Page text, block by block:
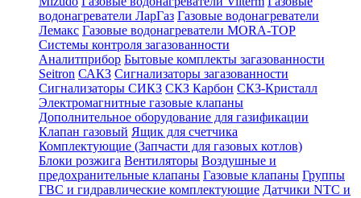
водонагреватели ЛарГаз Газовые водонагреватели
Лемакс Газовые водонагреватели MORA-TOP
Системы контроля загазованности
Аналитприбор Бытовые комплекты загазованности
Seitron САКЗ Сигнализаторы загазованности
Сигнализаторы СИКЗ СКЗ Карбон СКЗ-Кристалл
Электромагнитные газовые клапаны
Дополнительное оборудование для газификации
Клапан газовый Ящик для счетчика
Комплектующие (Запчасти для газовых котлов)
Блоки розжига Вентиляторы Воздушные и
предохранительные клапаны Газовые клапаны Группы
ГВС и гидравлические комплектующие Датчики NTC и